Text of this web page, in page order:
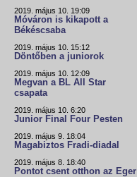
2019. május 10. 19:09
Móváron is kikapott a
Békéscsaba
2019. május 10. 15:12
Döntőben a juniorok
2019. május 10. 12:09
Megvan a BL All Star
csapata
2019. május 10. 6:20
Junior Final Four Pesten
2019. május 9. 18:04
Magabiztos Fradi-diadal
2019. május 8. 18:40
Pontot csent otthon az Eger